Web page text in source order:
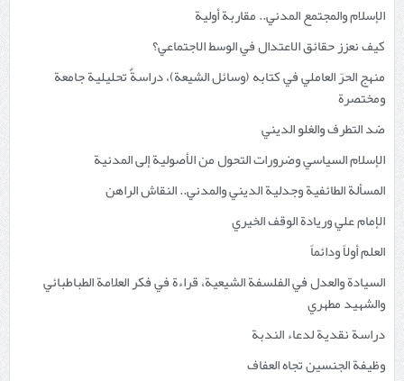
الإسلام والمجتمع المدني.. مقاربة أولية
كيف نعزز حقائق الاعتدال في الوسط الاجتماعي؟
منهج الحرّ العاملي في كتابه (وسائل الشيعة)، دراسةٌ تحليلية جامعة
ومختصرة
ضد التطرف والغلو الديني
الإسلام السياسي وضرورات التحول من الأصولية إلى المدنية
المسألة الطائفية وجدلية الديني والمدني.. النقاش الراهن
الإمام علي وريادة الوقف الخيري
العلم أولاً ودائماً
السيادة والعدل في الفلسفة الشيعية، قراءة في فكر العلامة الطباطبائي
والشهيد مطهري
دراسة نقدية لدعاء الندبة
وظيفة الجنسين تجاه العفاف